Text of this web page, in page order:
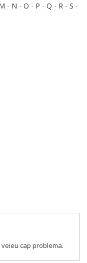
- N - O - P - Q - R - S -
cap problema.